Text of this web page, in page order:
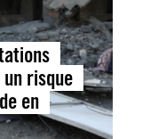
risque
en